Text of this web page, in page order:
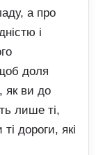
а про
і
доля
як ви до
лише ті,
дороги, які